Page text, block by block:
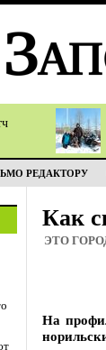
РЕДАКТОРУ
Как
ЭТО
На